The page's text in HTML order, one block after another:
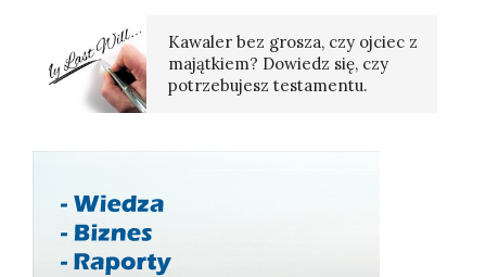
Kawaler bez grosza, czy ojciec z
majątkiem? Dowiedz się, czy
potrzebujesz testamentu.